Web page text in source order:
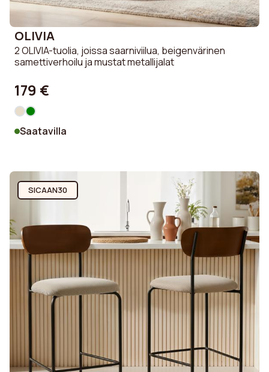
OLIVIA
2 OLIVIA-tuolia, joissa saarniviilua, beigenvärinen
samettiverhoilu ja mustat metallijalat
179 €
Saatavilla
SICAAN30